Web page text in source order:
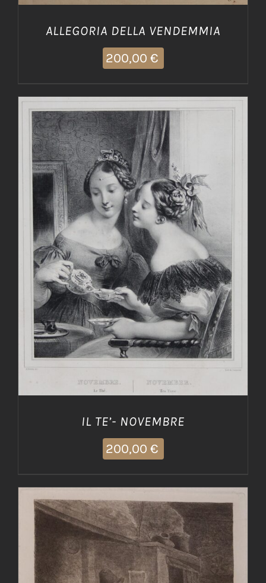
ALLEGORIA DELLA VENDEMMIA
200,00 €
AGGIUNGI AL CARRELLO DETTAGLI
IL TE’- NOVEMBRE
200,00 €